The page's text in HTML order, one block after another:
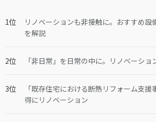
リノベーションも非接触に。おすすめ設
を解説
「非日常」を日常の中に。リノベーショ
「既存住宅における断熱リフォーム支
得にリノベーション